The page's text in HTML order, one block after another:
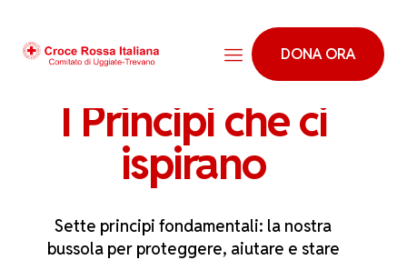
DONA ORA
I Principi che ci
ispirano
Sette principi fondamentali: la nostra
bussola per proteggere, aiutare e stare